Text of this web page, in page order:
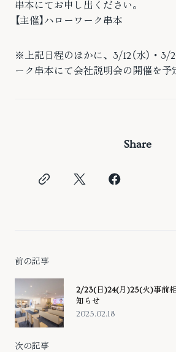
串本にてお申し出ください。
【主催】ハローワーク串本
※上記日程のほかに、3/12（水）・3/
ーク串本にて会社説明会の開催を予
Share
前の記事
2/23(日)24(月)25(火)事前
知らせ
2025.02.18
次の記事